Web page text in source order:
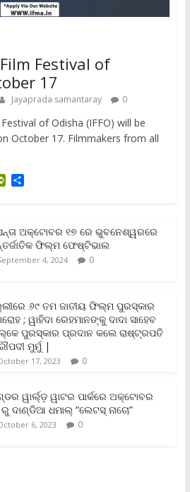
Festival of
17
Jayaprada samantaray 0
of Odisha (IFFO) will be
October 17. Filmmakers from all
P
t
F
r
i
d
l
y
S
e
ଅକ୍ଟୋବର ୧୭ ରେ ଭୁବନେଶ୍ୱରରେ
ଫିଲ୍ମ ଫେଷ୍ଟିଭାଲ
4, 2024 0
୬୯ ତମ ଜାତୀୟ ଫିଲ୍ମ ପୁରସ୍କାର
; ୱାହିଦା ରେହମାନଙ୍କୁ ଦାଦା ସାହେବ
ପୁରସ୍କାର ପ୍ରଦାନ କଲେ ରାଷ୍ଟ୍ରପତି
ମୁର୍ମୁ |
17, 2023 0
ୱାର୍ଲ୍‌ଡ଼ ୱାଟର ପାର୍କରେ ଅକ୍ଟୋବର
ଦାଣ୍ଡିଆ ଧମାଲ୍ “ଲେଟସ୍ ନାଚୋ”
6, 2023 0